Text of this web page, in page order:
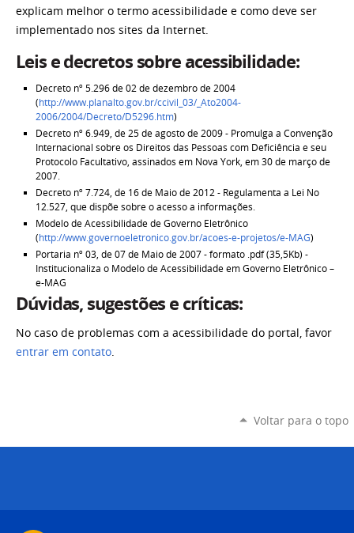
explicam melhor o termo acessibilidade e como deve ser
implementado nos sites da Internet.
Leis e decretos sobre acessibilidade:
Decreto nº 5.296 de 02 de dezembro de 2004
(http://www.planalto.gov.br/ccivil_03/_Ato2004-
2006/2004/Decreto/D5296.htm)
Decreto nº 6.949, de 25 de agosto de 2009 - Promulga a Convenção
Internacional sobre os Direitos das Pessoas com Deficiência e seu
Protocolo Facultativo, assinados em Nova York, em 30 de março de
2007.
Decreto nº 7.724, de 16 de Maio de 2012 - Regulamenta a Lei No
12.527, que dispõe sobre o acesso a informações.
Modelo de Acessibilidade de Governo Eletrônico
(http://www.governoeletronico.gov.br/acoes-e-projetos/e-MAG)
Portaria nº 03, de 07 de Maio de 2007 - formato .pdf (35,5Kb) -
Institucionaliza o Modelo de Acessibilidade em Governo Eletrônico –
e-MAG
Dúvidas, sugestões e críticas:
No caso de problemas com a acessibilidade do portal, favor
entrar em contato.
Voltar para o topo